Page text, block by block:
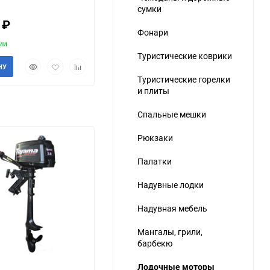
₽
БыстрыйДобавитьДобавить
сумки
Фонари
Туристические коврики
Туристические горелки
и плиты
Спальные мешки
Рюкзаки
Палатки
Надувные лодки
Надувная мебель
Мангалы, грили,
барбекю
Лодочные моторы